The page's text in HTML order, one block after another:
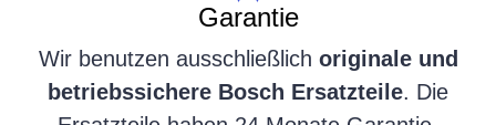
Garantie
Wir benutzen ausschließlich originale und
betriebssichere Bosch Ersatzteile. Die